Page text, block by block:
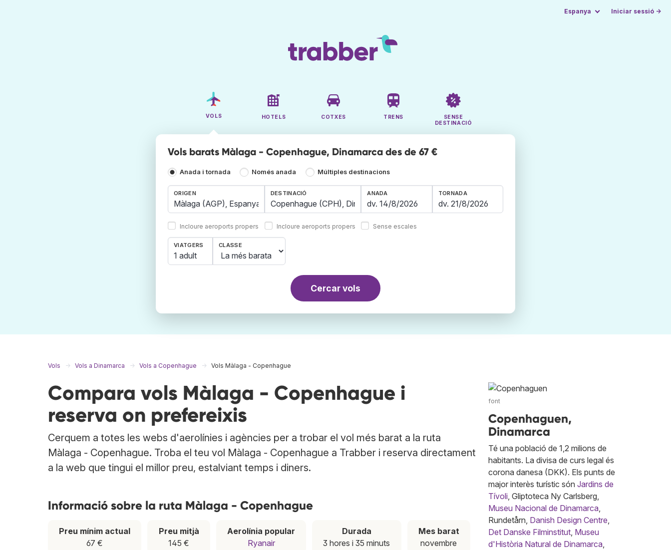
Espanya Iniciar sessió →
VOLS HOTELS COTXES TRENS
SENSE
DESTINACIÓ
Vols barats Màlaga - Copenhague, Dinamarca des de 67 €
Anada i tornada Només anada Múltiples destinacions
ORIGEN
Incloure aeroports propers
DESTINACIÓ
Incloure aeroports propers
ANADA TORNADA
Sense escales
VIATGERS
1 adult
CLASSE
Cercar vols
Vols Vols a Dinamarca Vols a Copenhague Vols Màlaga - Copenhague
Compara vols Màlaga - Copenhague i
reserva on prefereixis
Cerquem a totes les webs d'aerolínies i agències per a trobar el vol més barat a la ruta
Màlaga - Copenhague. Troba el teu vol Màlaga - Copenhague a Trabber i reserva directament
a la web que tingui el millor preu, estalviant temps i diners.
Informació sobre la ruta Màlaga - Copenhague
Preu mínim actual
67 €
Preu mitjà
145 €
Aerolínia popular
Ryanair
Durada
3 hores i 35 minuts
Mes barat
novembre
font
Copenhaguen,
Dinamarca
Té una població de 1,2 milions de
habitants. La divisa de curs legal és
corona danesa (DKK). Els punts de
major interès turístic són Jardins de
Tívoli, Gliptoteca Ny Carlsberg,
Museu Nacional de Dinamarca,
Rundetårn, Danish Design Centre,
Det Danske Filminstitut, Museu
d'Història Natural de Dinamarca,